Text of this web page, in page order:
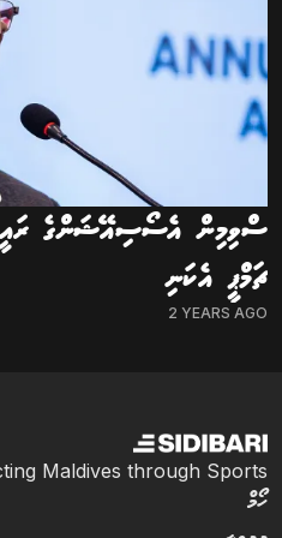
ސްވިމިން އެސޯސިއޭޝަންގެ
ޗަމްޕީ އެކަނި
2 YEARS AGO
Maldives through Sports
ހޯމް